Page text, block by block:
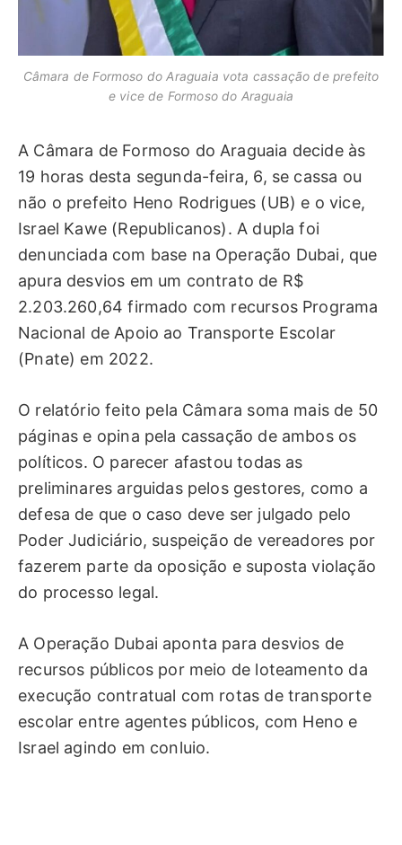
Câmara de Formoso do Araguaia vota cassação de prefeito
e vice de Formoso do Araguaia
A Câmara de Formoso do Araguaia decide às
19 horas desta segunda-feira, 6, se cassa ou
não o prefeito Heno Rodrigues (UB) e o vice,
Israel Kawe (Republicanos). A dupla foi
denunciada com base na Operação Dubai, que
apura desvios em um contrato de R$
2.203.260,64 firmado com recursos Programa
Nacional de Apoio ao Transporte Escolar
(Pnate) em 2022.
O relatório feito pela Câmara soma mais de 50
páginas e opina pela cassação de ambos os
políticos. O parecer afastou todas as
preliminares arguidas pelos gestores, como a
defesa de que o caso deve ser julgado pelo
Poder Judiciário, suspeição de vereadores por
fazerem parte da oposição e suposta violação
do processo legal.
A Operação Dubai aponta para desvios de
recursos públicos por meio de loteamento da
execução contratual com rotas de transporte
escolar entre agentes públicos, com Heno e
Israel agindo em conluio.